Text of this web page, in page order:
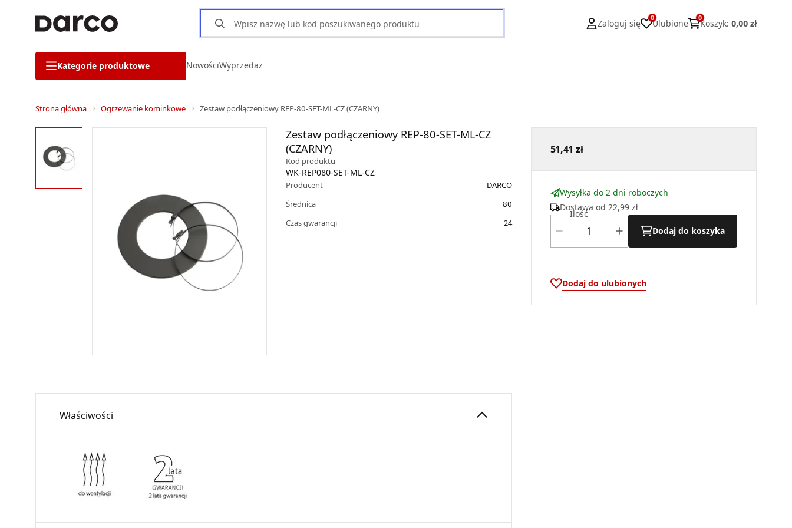
Zaloguj się
0
Ulubione
0
Koszyk: 0,00 zł
Kategorie produktowe NowościWyprzedaż
Strona główna Ogrzewanie kominkowe Zestaw podłączeniowy REP-80-SET-ML-CZ (CZARNY)
Zestaw podłączeniowy REP-80-SET-ML-CZ
(CZARNY)
Kod produktu
WK-REP080-SET-ML-CZ
Producent
DARCO
Średnica
80
Czas gwarancji
24
51,41 zł
Wysyłka do 2 dni roboczych
Dostawa od 22,99 zł
Ilość
Dodaj do koszyka
Dodaj do ulubionych
Właściwości